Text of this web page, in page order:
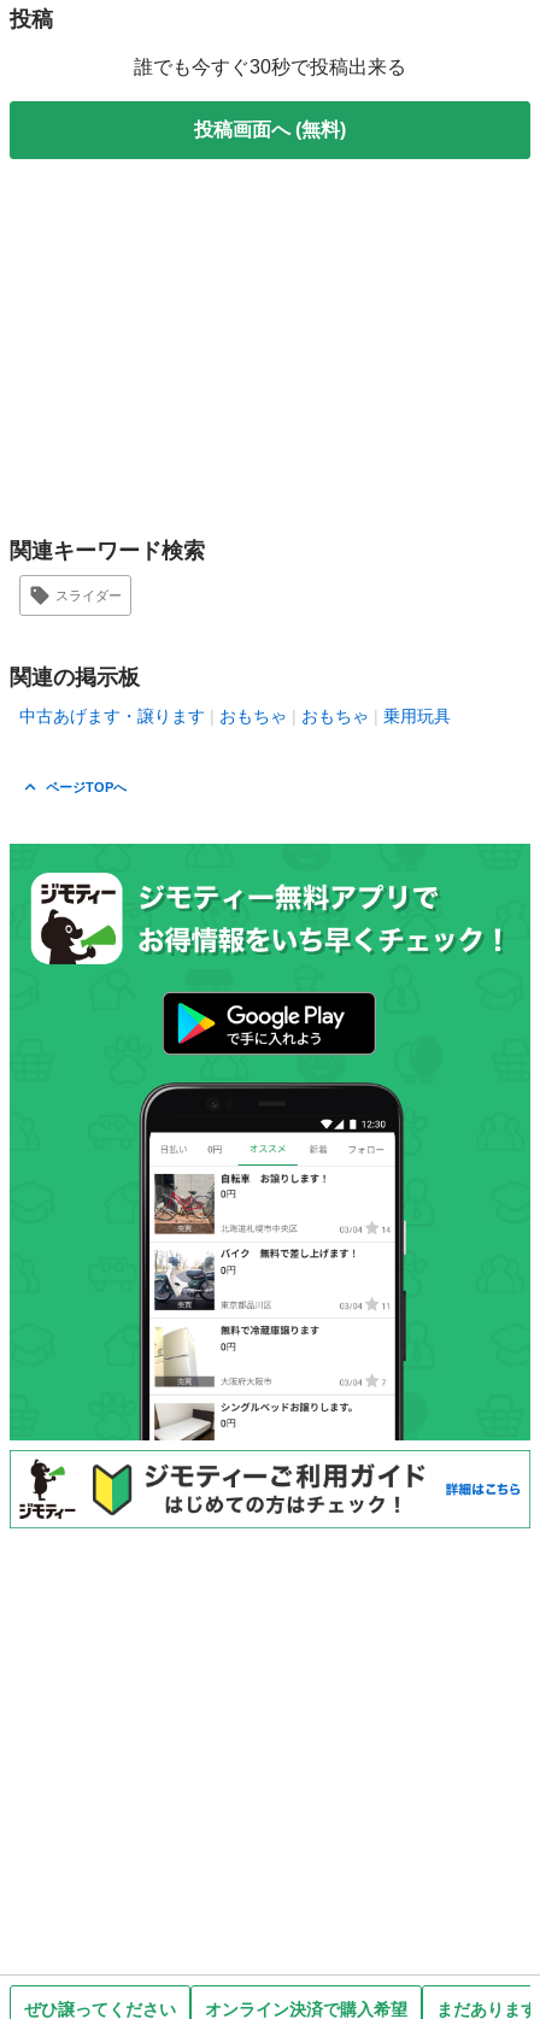
ぜひ譲ってください オンライン決済で購入希望 まだありま
投稿
誰でも今すぐ30秒で投稿出来る
投稿画面へ (無料)
関連キーワード検索
スライダー
関連の掲示板
中古あげます・譲ります おもちゃ おもちゃ 乗用玩具
ページTOPへ